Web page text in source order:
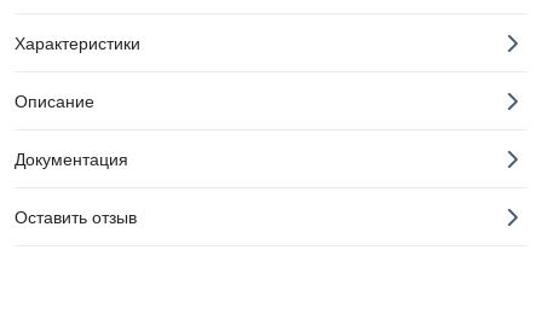
Характеристики
Описание
Документация
Оставить отзыв